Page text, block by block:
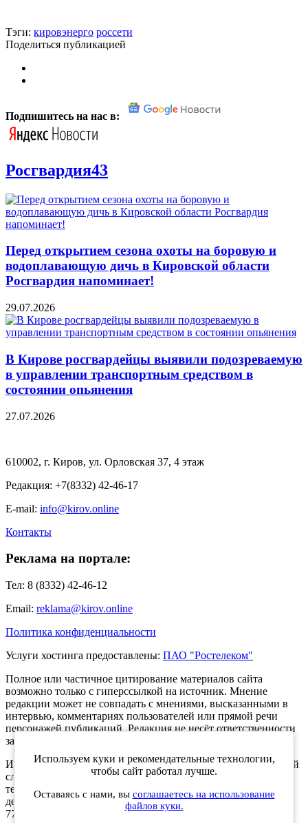
Тэги: кировэнерго россети
Поделиться публикацией
Подпишитесь на нас в:
Росгвардия43
Перед открытием сезона охоты на боровую и
водоплавающую дичь в Кировской области
Росгвардия напоминает!
29.07.2026
В Кирове росгвардейцы выявили подозреваемую
в управлении транспортным средством в
состоянии опьянения
27.07.2026
610002, г. Киров, ул. Орловская 37, 4 этаж
Редакция: +7(8332) 42-46-17
E-mail: info@kirov.online
Контакты
Реклама на портале:
Тел: 8 (8332) 42-46-12
Email: reklama@kirov.online
Политика конфиденциальности
Услуги хостинга предоставлены: ПАО "Ростелеком"
Полное или частичное цитирование материалов сайта
возможно только с гиперссылкой на источник. Мнение
редакции может не совпадать с мнениями, высказанными в
интервью, комментариях пользователей или прямой речи
персонажей публикаций. Редакция не несёт ответственности
за текст комментариев читателей.
Интернет-портал Kirov.online зарегистрирован в Федеральной
службе по надзору в сфере связи, информационных
технологий и массовых коммуникаций (Роскомнадзор) 5
декабря 2019 года. Регистрационный номер ЭЛ № ФС 77 -
77189.
Используем куки и рекомендательные технологии,
чтобы сайт работал лучше.
Оставаясь с нами, вы соглашаетесь на использование
файлов куки.